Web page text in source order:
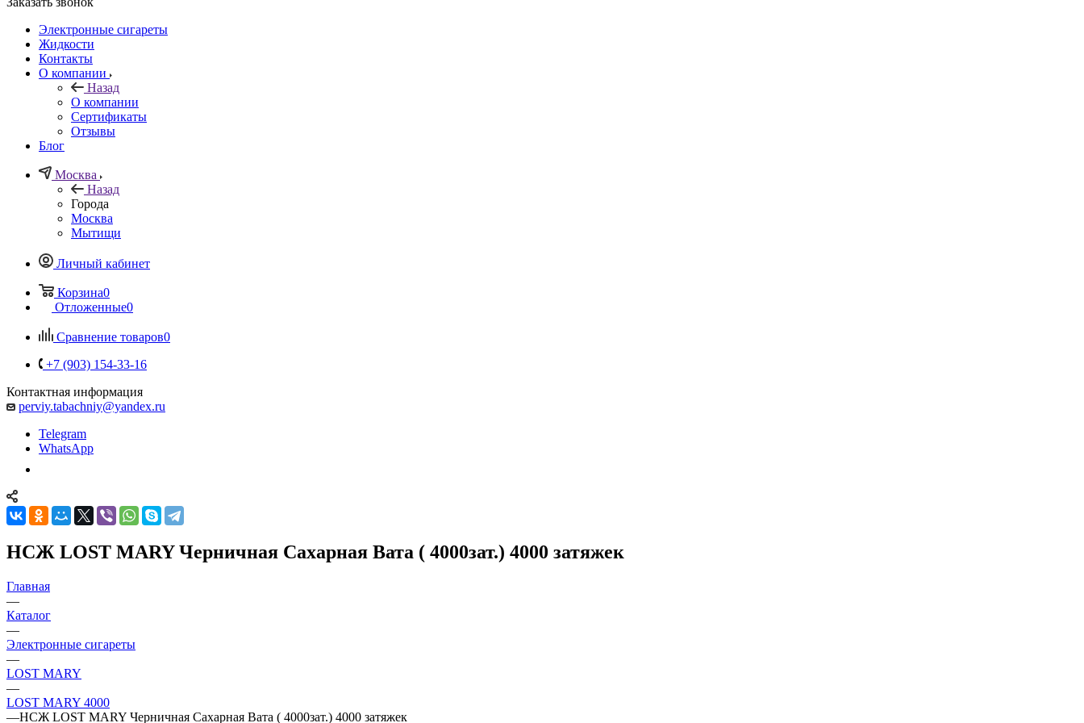
Электронные сигареты
Жидкости
Контакты
О компании
Назад
О компании
Сертификаты
Отзывы
Блог
Москва
Назад
Города
Москва
Мытищи
Личный кабинет
Корзина0
Отложенные0
Сравнение товаров0
+7 (903) 154-33-16
Контактная информация
perviy.tabachniy@yandex.ru
Telegram
WhatsApp
НСЖ LOST MARY Черничная Сахарная Вата ( 4000зат.) 4000 затяжек
Главная
—
Каталог
—
Электронные сигареты
—
LOST MARY
—
LOST MARY 4000
—НСЖ LOST MARY Черничная Сахарная Вата ( 4000зат.) 4000 затяжек